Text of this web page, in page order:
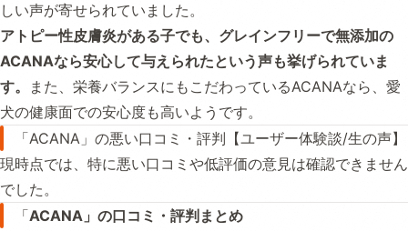
しい声が寄せられていました。
アトピー性皮膚炎がある子でも、グレインフリーで無添加の
ACANAなら安心して与えられたという声も挙げられていま
す。
また、栄養バランスにもこだわっているACANAなら、愛
犬の健康面での安心度も高いようです。
「ACANA」の悪い口コミ・評判【ユーザー体験談/生の声】
現時点では、特に悪い口コミや低評価の意見は確認できません
でした。
「ACANA」の口コミ・評判まとめ